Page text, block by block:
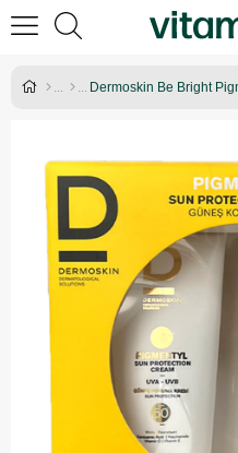
Dermoskin Be Bright